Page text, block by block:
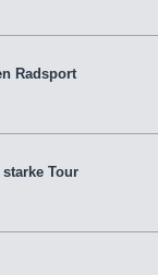
Radsport
Tour